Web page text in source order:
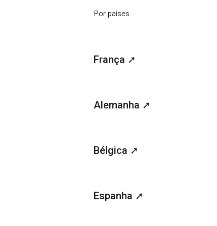
Por países
França ➚
Alemanha ➚
Bélgica ➚
Espanha ➚